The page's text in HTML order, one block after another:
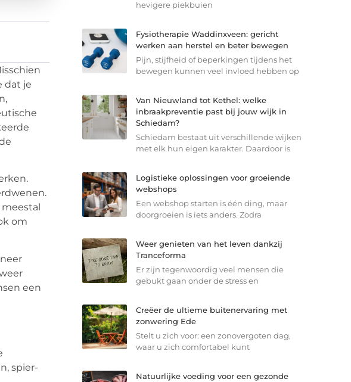
dat je
om
een
spier-
hevigere piekbuien
Fysiotherapie Waddinxveen: gericht
werken aan herstel en beter bewegen
Pijn, stijfheid of beperkingen tijdens het
bewegen kunnen veel invloed hebben op
Van Nieuwland tot Kethel: welke
inbraakpreventie past bij jouw wijk in
Schiedam?
Schiedam bestaat uit verschillende wijken
met elk hun eigen karakter. Daardoor is
Logistieke oplossingen voor groeiende
webshops
Een webshop starten is één ding, maar
doorgroeien is iets anders. Zodra
Weer genieten van het leven dankzij
Tranceforma
Er zijn tegenwoordig veel mensen die
gebukt gaan onder de stress en
Creëer de ultieme buitenervaring met
zonwering Ede
Stelt u zich voor: een zonovergoten dag,
waar u zich comfortabel kunt
Natuurlijke voeding voor een gezonde